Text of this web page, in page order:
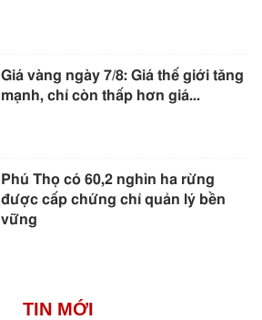
Giá vàng ngày 7/8: Giá thế giới tăng
mạnh, chỉ còn thấp hơn giá...
Phú Thọ có 60,2 nghìn ha rừng
được cấp chứng chỉ quản lý bền
vững
TIN MỚI